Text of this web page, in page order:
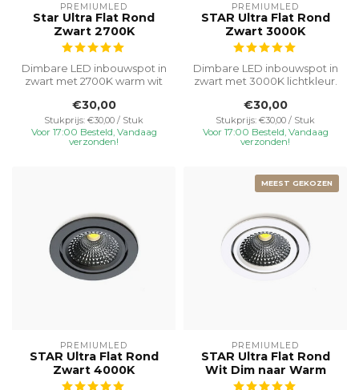
PREMIUMLED
Star Ultra Flat Rond
Zwart 2700K
Dimbare LED inbouwspot in
zwart met 2700K warm wit
kant...
€30,00
Stukprijs: €30,00 / Stuk
Voor 17:00 Besteld, Vandaag
verzonden!
PREMIUMLED
STAR Ultra Flat Rond
Zwart 3000K
Dimbare LED inbouwspot in
zwart met 3000K lichtkleur.
kantelba...
€30,00
Stukprijs: €30,00 / Stuk
Voor 17:00 Besteld, Vandaag
verzonden!
PREMIUMLED
STAR Ultra Flat Rond
Zwart 4000K
MEEST GEKOZEN
PREMIUMLED
STAR Ultra Flat Rond
Wit Dim naar Warm